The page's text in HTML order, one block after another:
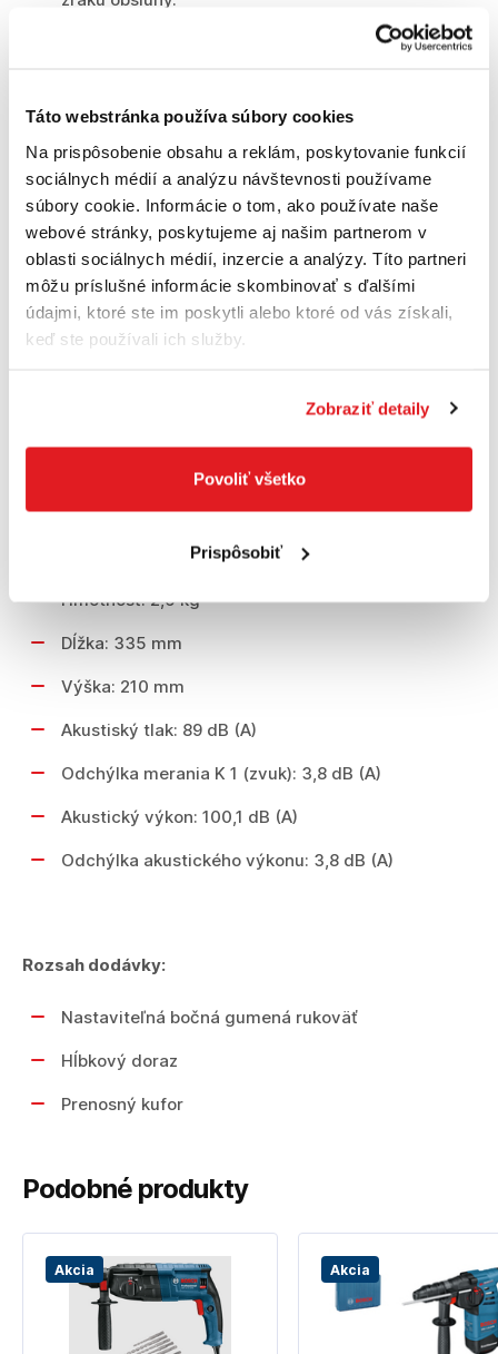
Táto webstránka používa súbory cookies
Na prispôsobenie obsahu a reklám, poskytovanie funkcií
sociálnych médií a analýzu návštevnosti používame
súbory cookie. Informácie o tom, ako používate naše
webové stránky, poskytujeme aj našim partnerom v
oblasti sociálnych médií, inzercie a analýzy. Títo partneri
môžu príslušné informácie skombinovať s ďalšími
údajmi, ktoré ste im poskytli alebo ktoré od vás získali,
keď ste používali ich služby.
Zobraziť detaily
Povoliť všetko
Prispôsobiť
Výkon: 395 W
Otáčky naprázdno: 0 - 1 500 ot./min
Počet úderov / min: 0 - 5 500 ú / min
Energia rázu (EPTA / 2009): 2,6 J
Držiak nástrojov: SDS-Plus
Max. priemer otvoru [betón]: 26 mm
Hmotnosť: 2,6 kg
Dĺžka: 335 mm
Výška: 210 mm
Akustiský tlak: 89 dB (A)
Odchýlka merania K 1 (zvuk): 3,8 dB (A)
Akustický výkon: 100,1 dB (A)
Odchýlka akustického výkonu: 3,8 dB (A)
Rozsah dodávky:
Nastaviteľná bočná gumená rukoväť
Hĺbkový doraz
Prenosný kufor
Podobné produkty
Akcia Akcia